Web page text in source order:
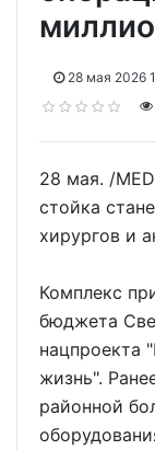
28 мая 2026
28 мая. /
стойка
хирургов и
Комплекс
бюджета
нацпроекта
жизнь".
районной